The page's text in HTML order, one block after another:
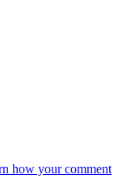
how your comment